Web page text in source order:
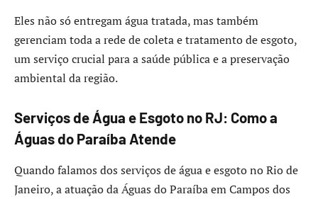
Eles não só entregam água tratada, mas também
gerenciam toda a rede de coleta e tratamento de esgoto,
um serviço crucial para a saúde pública e a preservação
ambiental da região.
Serviços de Água e Esgoto no RJ: Como a
Águas do Paraíba Atende
Quando falamos dos serviços de água e esgoto no Rio de
Janeiro, a atuação da Águas do Paraíba em Campos dos